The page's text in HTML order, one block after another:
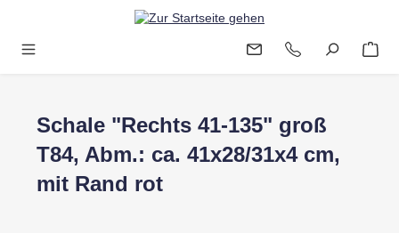
Zum Hauptinhalt springen
Schale "Rechts 41-135" groß
T84, Abm.: ca. 41x28/31x4 cm,
mit Rand rot